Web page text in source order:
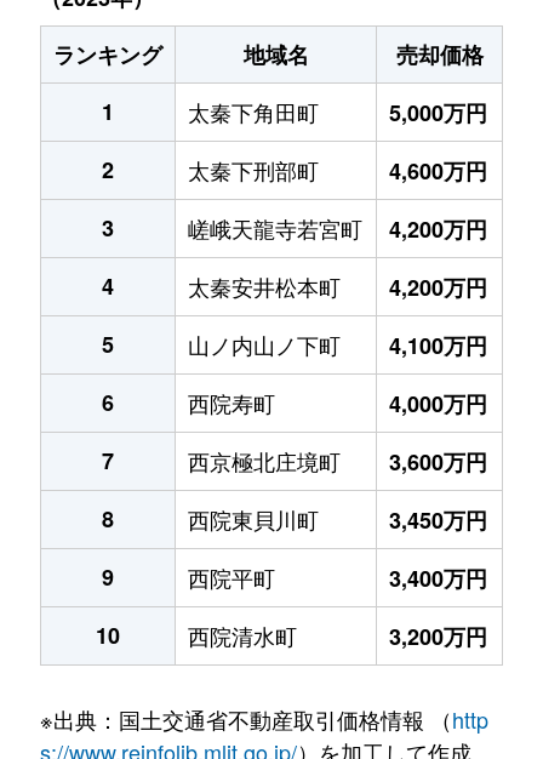
ランキング
地域名
売却価格
1
太秦下角田町
5,000万円
2
太秦下刑部町
4,600万円
3
嵯峨天龍寺若宮町
4,200万円
4
太秦安井松本町
4,200万円
5
山ノ内山ノ下町
4,100万円
6
西院寿町
4,000万円
7
西京極北庄境町
3,600万円
8
西院東貝川町
3,450万円
9
西院平町
3,400万円
10
西院清水町 3,200万円
※出典：国土交通省不動産取引価格情報 （http
s://www.reinfolib.mlit.go.jp/）を加工して作成